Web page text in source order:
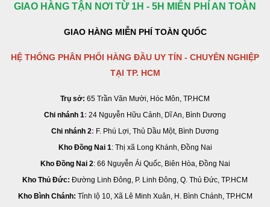
GIAO HÀNG TẬN NƠI TỪ 1H - 5H MIỄN PHÍ AN TOÀN
GIAO HÀNG MIỄN PHÍ TOÀN QUỐC
HỆ THỐNG PHÂN PHỐI HÀNG ĐẦU UY TÍN - CHUYÊN NGHIỆP
TẠI TP. HCM
Trụ sở: 65 Trần Văn Mười, Hóc Môn, TP.HCM
Chi nhánh 1: 24 Nguyễn Hữu Cảnh, Dĩ An, Bình Dương
Chi nhánh 2: F. Phú Lợi, Thủ Dầu Một, Bình Dương
Kho Đồng Nai 1: Thị xã Long Khánh, Đồng Nai
Kho Đồng Nai 2: 66 Nguyễn Ái Quốc, Biên Hòa, Đồng Nai
Kho Thủ Đức: Đường Linh Đông, P. Linh Đông, Q. Thủ Đức, TP.HCM
Kho Bình Chánh: Tỉnh lộ 10, Xã Lê Minh Xuân, H. Bình Chánh, TP.HCM